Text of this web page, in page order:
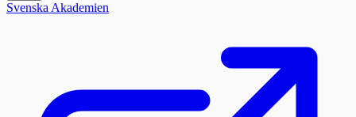
Svenska Akademien